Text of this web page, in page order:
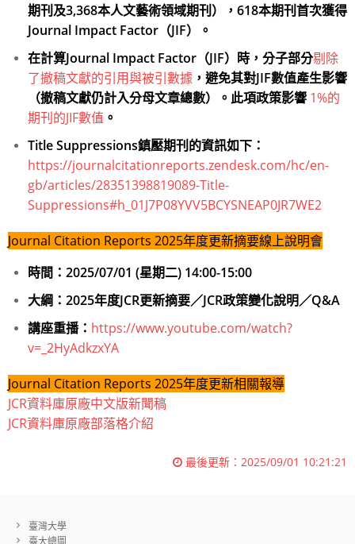
期刊及3,368本人文藝術領域期刊），618本期刊首次獲得
Journal Impact Factor（JIF）。
在計算Journal Impact Factor（JIF）時，分子部分剔除
了撤稿文獻的引用與被引數據 ，避免其對JIF數值產生影響
（撤稿文獻仍計入分母文章總數）。此項政策影響 1%的
期刊的JIF數值 。
Title Suppressions鎮壓期刊的資訊如下：
https://journalcitationreports.zendesk.com/hc/en-
gb/articles/28351398819089-Title-
Suppressions#h_01J7P08YVV5BCYSNEAP0JR7WE2
Journal Citation Reports 2025年度更新摘要線上說明會
時間：2025/07/01 (星期二) 14:00-15:00
大綱：2025年度JCR更新摘要／JCR政策變化說明／Q&A
講座重播： https://www.youtube.com/watch?
v=_2HyAdkzxYA
Journal Citation Reports 2025年度更新相關報導
JCR資料庫原廠中文版新聞稿
JCR資料庫原廠部落格介紹
最後更新： 2025/09/01 10:21:21
臺灣大學
臺大總圖